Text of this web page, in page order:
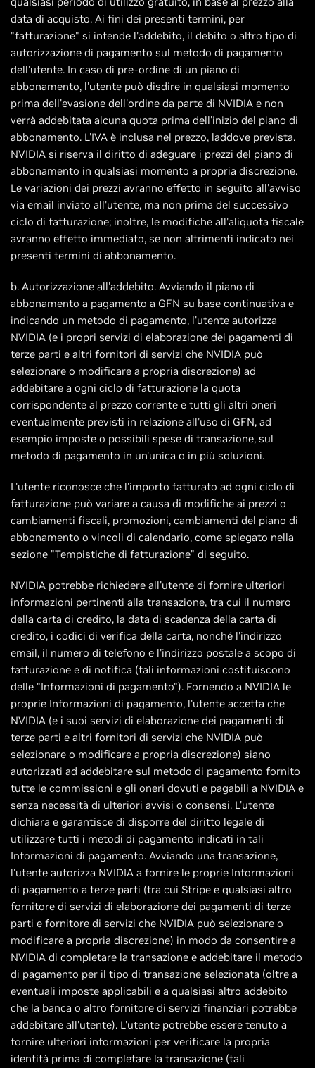
data di acquisto. Ai fini dei presenti termini, per
"fatturazione" si intende l'addebito, il debito o altro tipo di
autorizzazione di pagamento sul metodo di pagamento
dell'utente. In caso di pre-ordine di un piano di
abbonamento, l'utente può disdire in qualsiasi momento
prima dell'evasione dell'ordine da parte di NVIDIA e non
verrà addebitata alcuna quota prima dell'inizio del piano di
abbonamento. L'IVA è inclusa nel prezzo, laddove prevista.
NVIDIA si riserva il diritto di adeguare i prezzi del piano di
abbonamento in qualsiasi momento a propria discrezione.
Le variazioni dei prezzi avranno effetto in seguito all'avviso
via email inviato all'utente, ma non prima del successivo
ciclo di fatturazione; inoltre, le modifiche all'aliquota fiscale
avranno effetto immediato, se non altrimenti indicato nei
presenti termini di abbonamento.
b. Autorizzazione all'addebito. Avviando il piano di
abbonamento a pagamento a GFN su base continuativa e
indicando un metodo di pagamento, l'utente autorizza
NVIDIA (e i propri servizi di elaborazione dei pagamenti di
terze parti e altri fornitori di servizi che NVIDIA può
selezionare o modificare a propria discrezione) ad
addebitare a ogni ciclo di fatturazione la quota
corrispondente al prezzo corrente e tutti gli altri oneri
eventualmente previsti in relazione all'uso di GFN, ad
esempio imposte o possibili spese di transazione, sul
metodo di pagamento in un'unica o in più soluzioni.
L'utente riconosce che l'importo fatturato ad ogni ciclo di
fatturazione può variare a causa di modifiche ai prezzi o
cambiamenti fiscali, promozioni, cambiamenti del piano di
abbonamento o vincoli di calendario, come spiegato nella
sezione "Tempistiche di fatturazione" di seguito.
NVIDIA potrebbe richiedere all'utente di fornire ulteriori
informazioni pertinenti alla transazione, tra cui il numero
della carta di credito, la data di scadenza della carta di
credito, i codici di verifica della carta, nonché l'indirizzo
email, il numero di telefono e l'indirizzo postale a scopo di
fatturazione e di notifica (tali informazioni costituiscono
delle "Informazioni di pagamento"). Fornendo a NVIDIA le
proprie Informazioni di pagamento, l'utente accetta che
NVIDIA (e i suoi servizi di elaborazione dei pagamenti di
terze parti e altri fornitori di servizi che NVIDIA può
selezionare o modificare a propria discrezione) siano
autorizzati ad addebitare sul metodo di pagamento fornito
tutte le commissioni e gli oneri dovuti e pagabili a NVIDIA e
senza necessità di ulteriori avvisi o consensi. L'utente
dichiara e garantisce di disporre del diritto legale di
utilizzare tutti i metodi di pagamento indicati in tali
Informazioni di pagamento. Avviando una transazione,
l'utente autorizza NVIDIA a fornire le proprie Informazioni
di pagamento a terze parti (tra cui Stripe e qualsiasi altro
fornitore di servizi di elaborazione dei pagamenti di terze
parti e fornitore di servizi che NVIDIA può selezionare o
modificare a propria discrezione) in modo da consentire a
NVIDIA di completare la transazione e addebitare il metodo
di pagamento per il tipo di transazione selezionata (oltre a
eventuali imposte applicabili e a qualsiasi altro addebito
che la banca o altro fornitore di servizi finanziari potrebbe
addebitare all'utente). L'utente potrebbe essere tenuto a
fornire ulteriori informazioni per verificare la propria
identità prima di completare la transazione (tali